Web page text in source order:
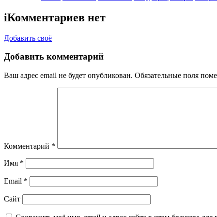
iКомментариев нет
Добавить своё
Добавить комментарий
Ваш адрес email не будет опубликован. Обязательные поля
Комментарий *
Имя *
Email *
Сайт